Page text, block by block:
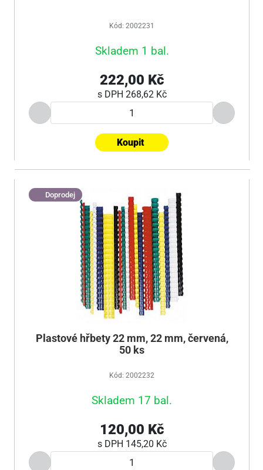
Kód: 2002231
Skladem 1 bal.
222,00 Kč
s DPH 268,62 Kč
Koupit
Doprodej
Plastové hřbety 22 mm, 22 mm, červená,
50 ks
Kód: 2002232
Skladem 17 bal.
120,00 Kč
s DPH 145,20 Kč